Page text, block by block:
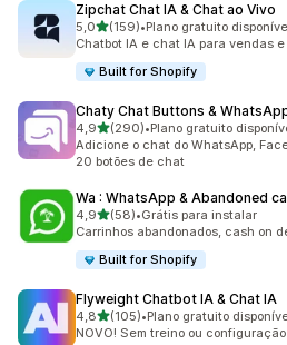
Zipchat Chat IA & Chat ao Vivo
5,0de 5 estrelas
(159)
159 avaliações ao todo
•Plano gratuito
Chatbot IA e chat IA para vendas
Built for Shopify
Chaty Chat Buttons &
4,9de 5 estrelas
(290)
290 avaliações ao todo
•Plano gratuito
Adicione o chat do WhatsApp,
20 botões de chat
Wa : WhatsApp & Abandoned
4,9de 5 estrelas
(58)
58 avaliações ao todo
•Grátis para instalar
Carrinhos abandonados, cash on
Built for Shopify
Flyweight Chatbot IA & Chat IA
4,8de 5 estrelas
(105)
105 avaliações ao todo
•Plano gratuito
NOVO! Sem treino ou